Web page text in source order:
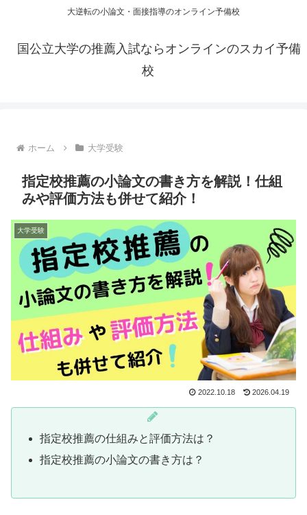
大逆転の小論文・面接指導のオンライン予備校
国公立大学の推薦入試ならオンラインのスカイ予備
校
ホーム 大学受験
指定校推薦の小論文の書き方を解説！仕組
みや評価方法も併せて紹介！
大学受験
2022.10.18 2026.04.19
指定校推薦の仕組みと評価方法は？
指定校推薦の小論文の書き方は？